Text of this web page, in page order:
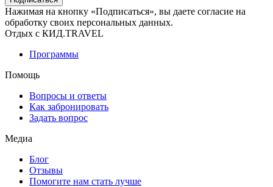
Нажимая на кнопку «Подписаться», вы даете согласие на
обработку своих персональных данных.
Отдых с КИД.TRAVEL
Программы
Помощь
Вопросы и ответы
Как забронировать
Задать вопрос
Медиа
Блог
Отзывы
Помогите нам стать лучше